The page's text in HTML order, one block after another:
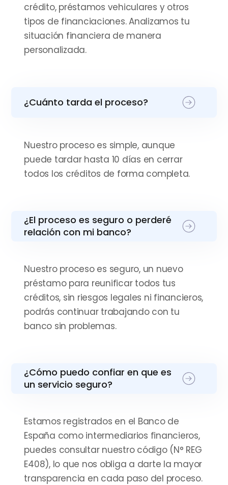
crédito, préstamos vehiculares y otros
tipos de financiaciones. Analizamos tu
situación financiera de manera
personalizada.
¿Cuánto tarda el proceso?
Nuestro proceso es simple, aunque
puede tardar hasta 10 días en cerrar
todos los créditos de forma completa.
¿El proceso es seguro o perderé
relación con mi banco?
Nuestro proceso es seguro, un nuevo
préstamo para reunificar todos tus
créditos, sin riesgos legales ni financieros,
podrás continuar trabajando con tu
banco sin problemas.
¿Cómo puedo confiar en que es
un servicio seguro?
Estamos registrados en el Banco de
España como intermediarios financieros,
puedes consultar nuestro código (N° REG
E408), lo que nos obliga a darte la mayor
transparencia en cada paso del proceso.